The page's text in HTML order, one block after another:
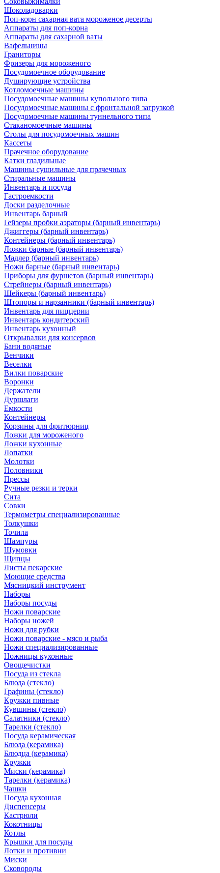
Шоколадоварки
Поп-корн сахарная вата мороженое десерты
Аппараты для поп-корна
Аппараты для сахарной ваты
Вафельницы
Граниторы
Фризеры для мороженого
Посудомоечное оборудование
Душирующие устройства
Котломоечные машины
Посудомоечные машины купольного типа
Посудомоечные машины с фронтальной загрузкой
Посудомоечные машины туннельного типа
Стаканомоечные машины
Столы для посудомоечных машин
Кассеты
Прачечное оборудование
Катки гладильные
Машины сушильные для прачечных
Стиральные машины
Инвентарь и посуда
Гастроемкости
Доски разделочные
Инвентарь барный
Гейзеры пробки аэраторы (барный инвентарь)
Джиггеры (барный инвентарь)
Контейнеры (барный инвентарь)
Ложки барные (барный инвентарь)
Мадлер (барный инвентарь)
Ножи барные (барный инвентарь)
Приборы для фуршетов (барный инвентарь)
Стрейнеры (барный инвентарь)
Шейкеры (барный инвентарь)
Штопоры и нарзанники (барный инвентарь)
Инвентарь для пиццерии
Инвентарь кондитерский
Инвентарь кухонный
Открывалки для консервов
Бани водяные
Венчики
Веселки
Вилки поварские
Воронки
Держатели
Дуршлаги
Емкости
Контейнеры
Корзины для фритюрниц
Ложки для мороженого
Ложки кухонные
Лопатки
Молотки
Половники
Прессы
Ручные резки и терки
Сита
Совки
Термометры специализированные
Толкушки
Точила
Шампуры
Шумовки
Щипцы
Листы пекарские
Моющие средства
Мясницкий инструмент
Наборы
Наборы посуды
Ножи поварские
Наборы ножей
Ножи для рубки
Ножи поварские - мясо и рыба
Ножи специализированные
Ножницы кухонные
Овощечистки
Посуда из стекла
Блюда (стекло)
Графины (стекло)
Кружки пивные
Кувшины (стекло)
Салатники (стекло)
Тарелки (стекло)
Посуда керамическая
Блюда (керамика)
Блюдца (керамика)
Кружки
Миски (керамика)
Тарелки (керамика)
Чашки
Посуда кухонная
Диспенсеры
Кастрюли
Кокотницы
Котлы
Крышки для посуды
Лотки и противни
Миски
Сковороды